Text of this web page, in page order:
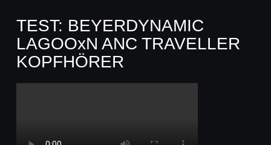
TEST: BEYERDYNAMIC
LAGOOxN ANC TRAVELLER
KOPFHÖRER